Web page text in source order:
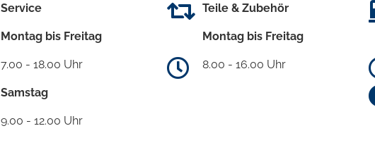
Service
Montag bis Freitag
7.00 - 18.00 Uhr
Samstag
9.00 - 12.00 Uhr
Teile & Zubehör
Montag bis Freitag
8.00 - 16.00 Uhr